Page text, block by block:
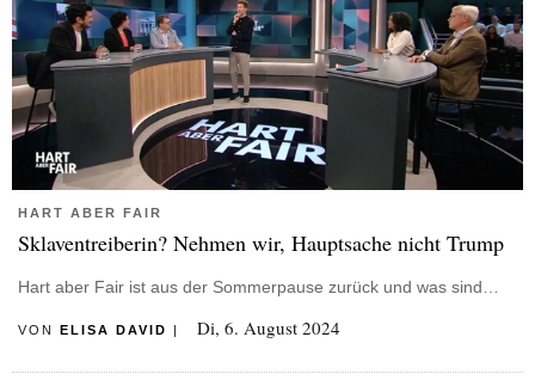
HART ABER FAIR
Sklaventreiberin? Nehmen wir, Hauptsache nicht Trump
Hart aber Fair ist aus der Sommerpause zurück und was sind…
VON ELISA DAVID | Di, 6. August 2024